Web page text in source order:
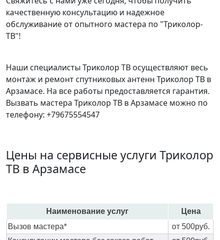
качественную консультацию и надежное
обслуживание от опытного мастера по "Триколор-
ТВ"!
Наши специалисты Триколор ТВ осуществляют весь
монтаж и ремонт спутниковых антенн Триколор ТВ в
Арзамасе. На все работы предоставляется гарантия.
Вызвать мастера Триколор ТВ в Арзамасе можно по
телефону: +79675554547
Цены на сервисные услуги Триколор
ТВ в Арзамасе
Наименование услуг
Цена
Вызов мастера*
от 500руб.